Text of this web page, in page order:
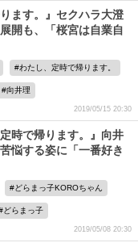
ます。』セクハラ大澄
開も、「桜宮は自業自
わたし、定時で帰ります。
向井理
2019/05/15 20:30
時で帰ります。』向井
悩する姿に「一番好き
どらまっ子KOROちゃん
どらまっ子
2019/05/08 20:30